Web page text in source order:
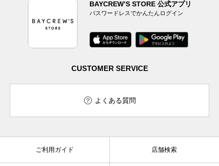
BAYCREW’S STORE 公式アプリ
パスワードレスでかんたんログイン
CUSTOMER SERVICE
よくある質問
ご利用ガイド 店舗検索